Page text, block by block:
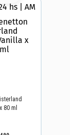
hs | AMBA
80 ml